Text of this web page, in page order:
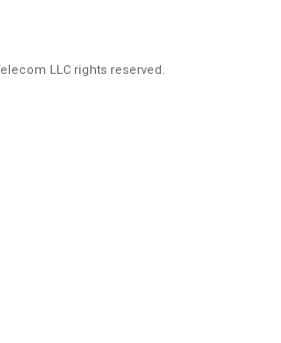
LLC rights reserved.